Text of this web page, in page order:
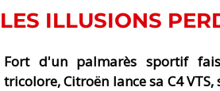
LES ILLUSIONS
Fort d'un palmarès sportif
tricolore, Citroën lance sa C4